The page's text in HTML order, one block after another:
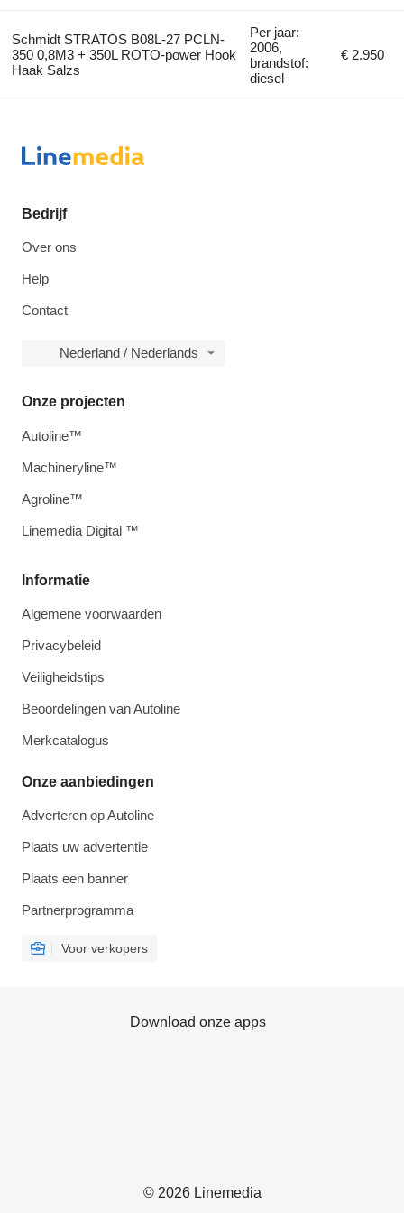
Schmidt STRATOS B08L-27 PCLN-
350 0,8M3 + 350L ROTO-power Hook
Haak Salzs
Per jaar:
2006,
brandstof:
diesel
€ 2.950
Bedrijf
Over ons
Help
Contact
Nederland / Nederlands
Informatie
Algemene voorwaarden
Privacybeleid
Veiligheidstips
Beoordelingen van Autoline
Merkcatalogus
Onze aanbiedingen
Adverteren op Autoline
Plaats uw advertentie
Plaats een banner
Partnerprogramma
Voor verkopers
Onze projecten
Autoline™
Machineryline™
Agroline™
Linemedia Digital ™
© 2026 Linemedia
Download onze apps